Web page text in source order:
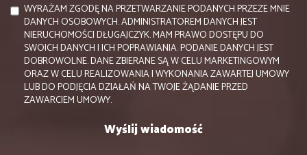
WYRAŻAM ZGODĘ NA PRZETWARZANIE PODANYCH PRZEZE MNIE
DANYCH OSOBOWYCH. ADMINISTRATOREM DANYCH JEST
NIERUCHOMOŚCI DŁUGAJCZYK. MAM PRAWO DOSTĘPU DO
SWOICH DANYCH I ICH POPRAWIANIA. PODANIE DANYCH JEST
DOBROWOLNE. DANE ZBIERANE SĄ W CELU MARKETINGOWYM
ORAZ W CELU REALIZOWANIA I WYKONANIA ZAWARTEJ UMOWY
LUB DO PODJĘCIA DZIAŁAŃ NA TWOJE ŻĄDANIE PRZED
ZAWARCIEM UMOWY.